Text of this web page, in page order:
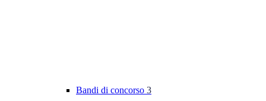
Bandi di concorso 3